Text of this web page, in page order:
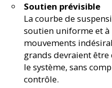
Soutien prévisible
La courbe de
soutien uniforme et
mouvements
grands devraient être
le système, sans
contrôle.